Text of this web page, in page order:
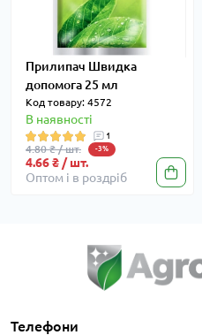
Прилипач Швидка
допомога 25 мл
Код товару: 4572
В наявності
1
4.80 ₴ / шт. -3%
4.66 ₴ / шт.
Оптом і в роздріб
Телефони